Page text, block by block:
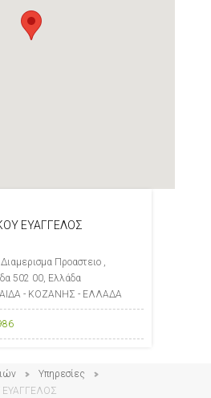
ΕΥΑΓΓΕΛΟΣ
Προαστειο ,
502 00, Ελλάδα
- ΚΟΖΑΝΗΣ - ΕΛΛΑΔΑ
Υπηρεσίες
ΕΥΑΓΓΕΛΟΣ